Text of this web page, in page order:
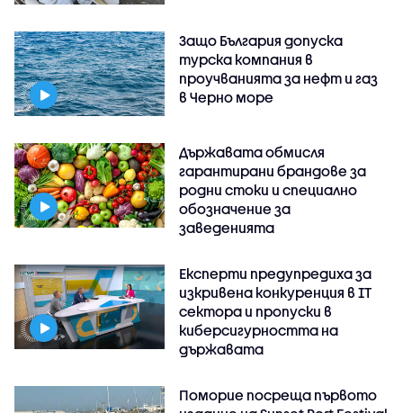
Защо България допуска
турска компания в
проучванията за нефт и газ
в Черно море
Държавата обмисля
гарантирани брандове за
родни стоки и специално
обозначение за
заведенията
Експерти предупредиха за
изкривена конкуренция в IT
сектора и пропуски в
киберсигурността на
държавата
Поморие посреща първото